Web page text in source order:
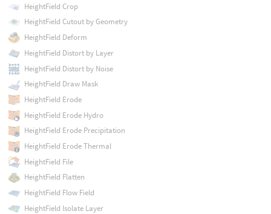
HeightField Crop
HeightField Cutout by Geometry
HeightField Deform
HeightField Distort by Layer
HeightField Distort by Noise
HeightField Draw Mask
HeightField Erode
HeightField Erode Hydro
HeightField Erode Precipitation
HeightField Erode Thermal
HeightField File
HeightField Flatten
HeightField Flow Field
HeightField Isolate Layer